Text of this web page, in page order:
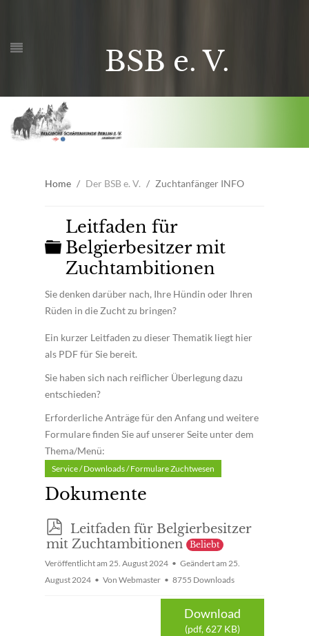
BSB e. V.
Home Der BSB e. V. Zuchtanfänger INFO
Ordner
Leitfaden für
Belgierbesitzer mit
Zuchtambitionen
Sie denken darüber nach, Ihre Hündin oder Ihren
Rüden in die Zucht zu bringen?
Ein kurzer Leitfaden zu dieser Thematik liegt hier
als PDF für Sie bereit.
Sie haben sich nach reiflicher Überlegung dazu
entschieden?
Erforderliche Anträge für den Anfang und weitere
Formulare finden Sie auf unserer Seite unter dem
Thema/Menü:
Service / Downloads / Formulare Zuchtwesen
Dokumente
p
d
Leitfaden für Belgierbesitzer
mit Zuchtambitionen
Beliebt
Veröffentlicht am 25. August 2024
Geändert am 25.
August 2024
Von Webmaster 8755 Downloads
Download
(pdf,627 KB)